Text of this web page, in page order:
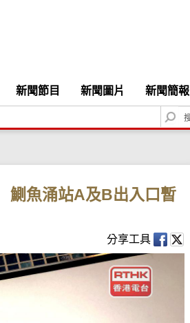
新聞節目 新聞圖片 新聞簡報
S
e
c
魚涌站A及B出入口暫
分享工具